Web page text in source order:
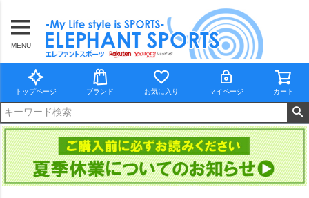
MENU
トップページ ブランド お気に入り マイページ カート